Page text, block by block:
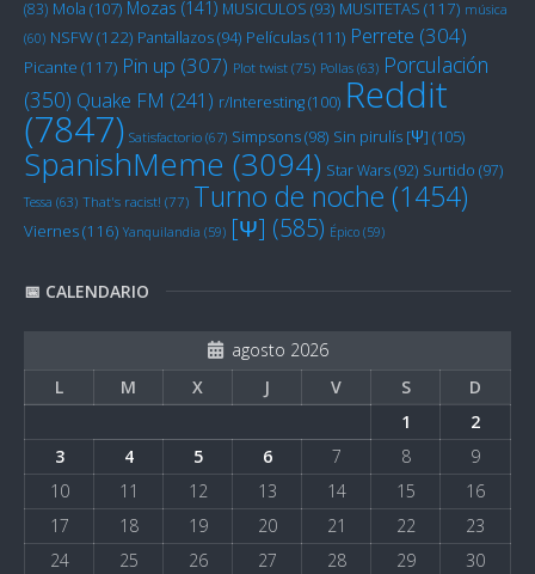
(83) Mola (107) Mozas (141) MUSICULOS (93) MUSITETAS (117) música
(60) NSFW(122) Pantallazos(94) Películas(111) Perrete (304)
Picante (117) Pin up (307) Plot twist (75) Pollas (63) Porculación
(350) Quake FM (241) r/Interesting(100) Reddit
(7847) Satisfactorio (67) Simpsons(98) Sin pirulís [Ψ] (105)
SpanishMeme (3094) Star Wars(92) Surtido (97)
Tessa (63) That's racist! (77) Turno de noche (1454)
Viernes(116) Yanquilandia (59) [Ψ] (585) Épico (59)
📅 CALENDARIO
agosto 2026
L
M X J V S
D
1
2
3
4 5 6 7 8
9
10
11 12 13 14 15
16
17
18 19 20 21 22
23
24
25 26 27 28 29 30